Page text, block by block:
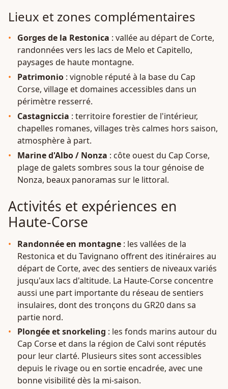
Lieux et zones complémentaires
Gorges de la Restonica : vallée au départ de Corte,
randonnées vers les lacs de Melo et Capitello,
paysages de haute montagne.
Patrimonio: vignoble réputé à la base du Cap
Corse, village et domaines accessibles dans un
périmètre resserré.
Castagniccia : territoire forestier de l'intérieur,
chapelles romanes, villages très calmes hors saison,
atmosphère à part.
Marine d'Albo / Nonza : côte ouest du Cap Corse,
plage de galets sombres sous la tour génoise de
Nonza, beaux panoramas sur le littoral.
Activités et expériences en
Haute-Corse
Randonnée en montagne: les vallées de la
Restonica et du Tavignano offrent des itinéraires au
départ de Corte, avec des sentiers de niveaux variés
jusqu'aux lacs d'altitude. La Haute-Corse concentre
aussi une part importante du réseau de sentiers
insulaires, dont des tronçons du GR20 dans sa
partie nord.
Plongée et snorkeling : les fonds marins autour du
Cap Corse et dans la région de Calvi sont réputés
pour leur clarté. Plusieurs sites sont accessibles
depuis le rivage ou en sortie encadrée, avec une
bonne visibilité dès la mi-saison.